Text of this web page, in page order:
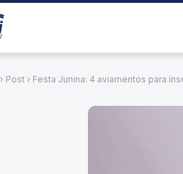
› Post › Festa Junina: 4 aviamentos para